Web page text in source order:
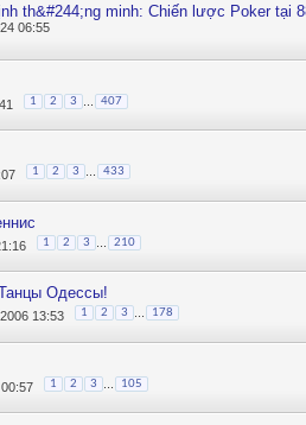
th&#244;ng minh: Chiến lược Poker tại
06:55
1 2 3 407
1 2 3 433
1 2 3 210
Одессы!
13:53 1 2 3 178
00:57 1 2 3 105